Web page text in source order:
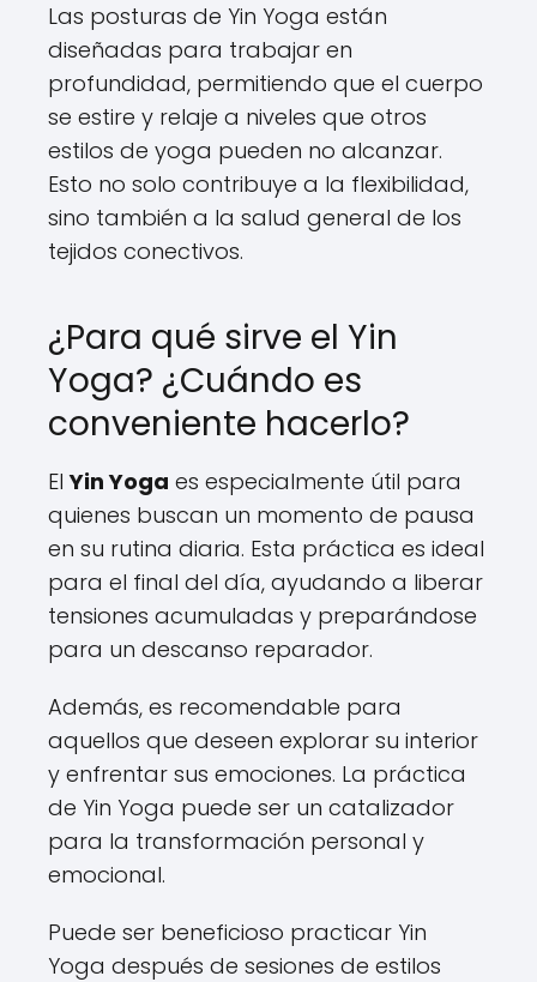
Las posturas de Yin Yoga están
diseñadas para trabajar en
profundidad, permitiendo que el cuerpo
se estire y relaje a niveles que otros
estilos de yoga pueden no alcanzar.
Esto no solo contribuye a la flexibilidad,
sino también a la salud general de los
tejidos conectivos.
¿Para qué sirve el Yin
Yoga? ¿Cuándo es
conveniente hacerlo?
ElYin Yoga es especialmente útil para
quienes buscan un momento de pausa
en su rutina diaria. Esta práctica es ideal
para el final del día, ayudando a liberar
tensiones acumuladas y preparándose
para un descanso reparador.
Además, es recomendable para
aquellos que deseen explorar su interior
y enfrentar sus emociones. La práctica
de Yin Yoga puede ser un catalizador
para la transformación personal y
emocional.
Puede ser beneficioso practicar Yin
Yoga después de sesiones de estilos